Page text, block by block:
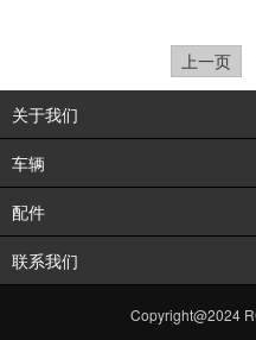
上一页
关于我们
车辆
配件
联系我们
Copyright@2024